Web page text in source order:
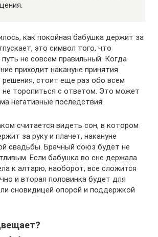
как покойная бабушка держит за
это символ того, что
не совсем правильный. Когда
приходит накануне принятия
решения, стоит еще раз обо всем
не торопиться с ответом. Это может
негативные последствия.
считается видеть сон, в котором
за руку и плачет, накануне
свадьбы. Брачный союз будет не
Если бабушка во сне держала
к алтарю, наоборот, все сложится
и вторая половинка будет для
сновидицей опорой и поддержкой